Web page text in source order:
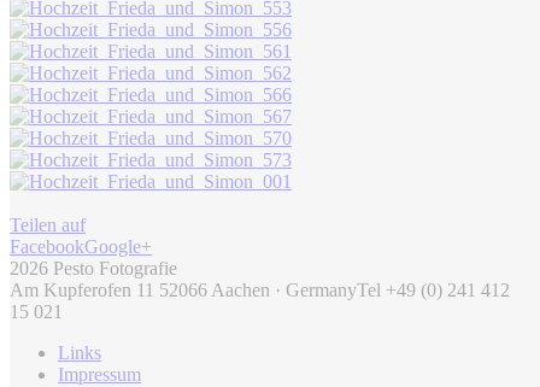
Teilen auf
FacebookGoogle+
2026 Pesto Fotografie
Am Kupferofen 11 52066 Aachen · GermanyTel +49 (0) 241 412
15 021
Links
Impressum